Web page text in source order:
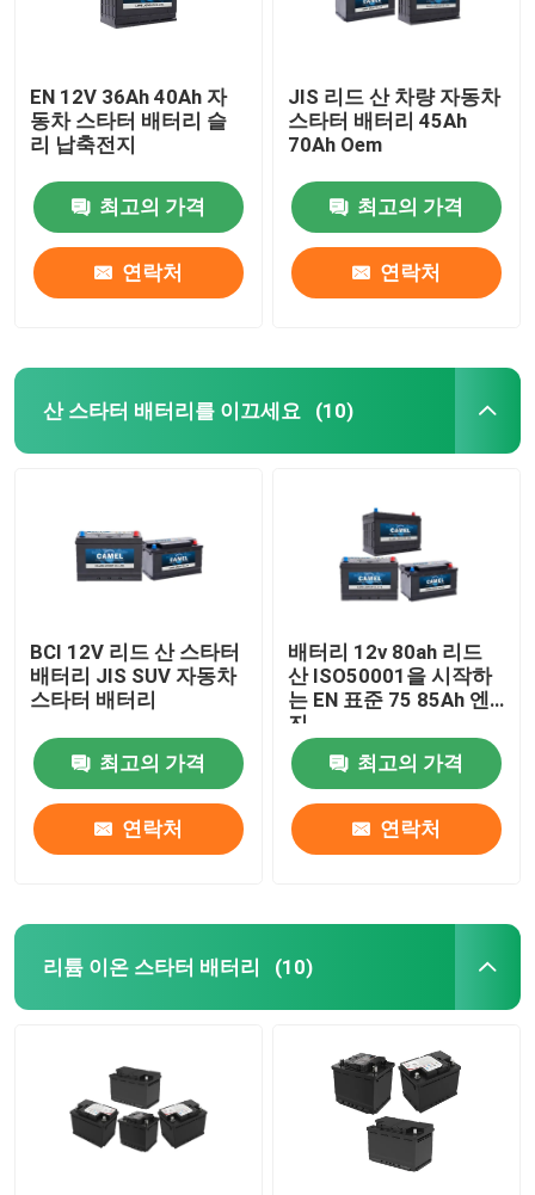
제품
공장 여행
EN 12V 36Ah 40Ah 자
동차 스타터 배터리 슬
리 납축전지
최고의 가격
연락처
JIS 리드 산 차량 자동차
스타터 배터리 45Ah
70Ah Oem
최고의 가격
연락처
산 스타터 배터리를 이끄세요 (10)
BCI 12V 리드 산 스타터
배터리 JIS SUV 자동차
스타터 배터리
최고의 가격
연락처
배터리 12v 80ah 리드
산 ISO50001을 시작하
는 EN 표준 75 85Ah 엔
진
최고의 가격
연락처
리튬 이온 스타터 배터리 (10)